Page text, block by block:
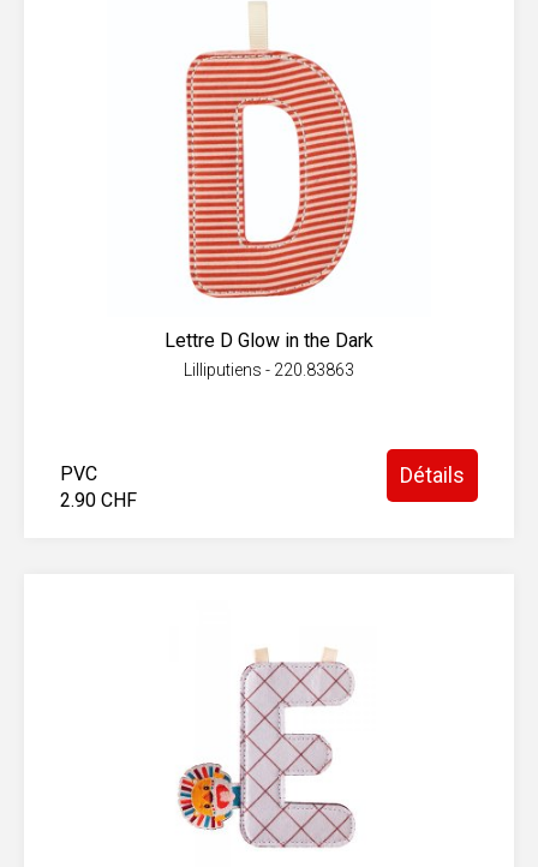
Lettre D Glow in the Dark
Lilliputiens - 220.83863
PVC
2.90 CHF
Détails